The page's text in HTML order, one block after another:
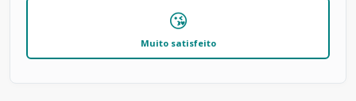
😘
Muito satisfeito